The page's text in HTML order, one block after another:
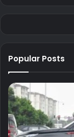
Popular Posts